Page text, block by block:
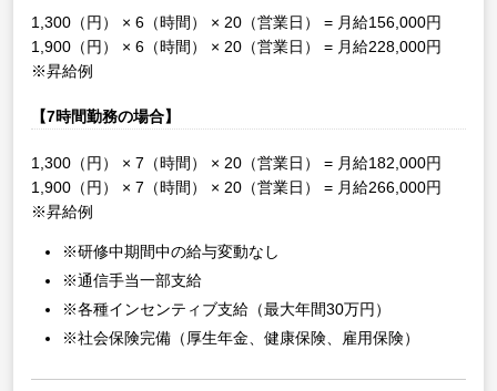
1,300（円） × 6（時間） × 20（営業日） = 月給156,000円
1,900（円） × 6（時間） × 20（営業日） = 月給228,000円
※昇給例
【7時間勤務の場合】
1,300（円） × 7（時間） × 20（営業日） = 月給182,000円
1,900（円） × 7（時間） × 20（営業日） = 月給266,000円
※昇給例
※研修中期間中の給与変動なし
※通信手当一部支給
※各種インセンティブ支給（最大年間30万円）
※社会保険完備（厚生年金、健康保険、雇用保険）